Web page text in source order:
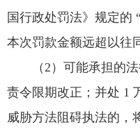
国行政处罚法》规定的
本次罚款金额远超以往
（2）可能承担的
责令限期改正；并处 1
威胁方法阻碍执法的，